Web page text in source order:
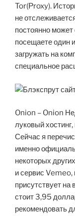
Tor(Proxy).
не
постоянно
посещаете один
загружать на
специальное
Onion – Onion
луковый
Сейчас я
именно
некоторых
и сервис Vemeo,
присутствует
стоит 3,95
рекомендовать